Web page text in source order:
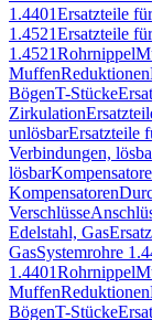
1.4401Ersatzteile
1.4521Ersatzteile
1.4521Rohrnippel
MuffenReduktionen
BögenT-Stücke
Zirkulation
unlösbarErsatzteile
Verbindungen,
lösbar
Kompensatoren
Verschlüsse
Edelstahl, Gas
GasSystemrohre
1.4401Rohrnippel
MuffenReduktionen
BögenT-Stücke